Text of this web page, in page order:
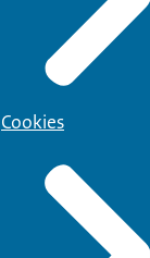
Cookies